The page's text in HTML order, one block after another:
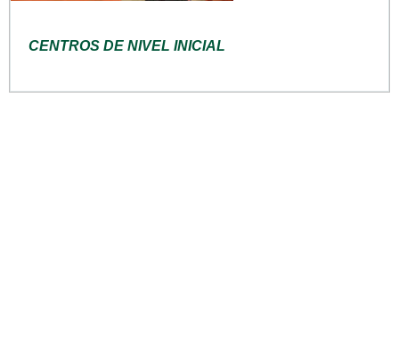
CENTROS DE NIVEL INICIAL